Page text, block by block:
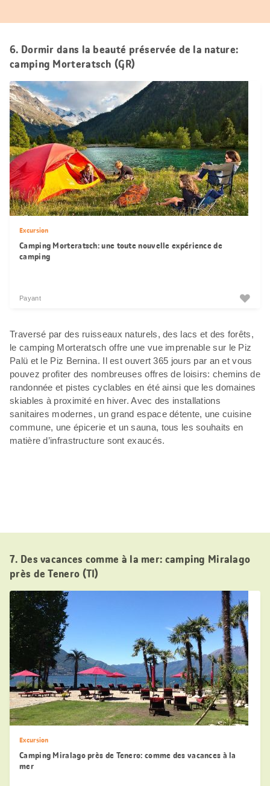
6. Dormir dans la beauté préservée de la nature:
camping Morteratsch (GR)
Excursion
Camping Morteratsch: une toute nouvelle expérience de
camping
Payant
Traversé par des ruisseaux naturels, des lacs et des forêts,
le camping Morteratsch offre une vue imprenable sur le Piz
Palü et le Piz Bernina. Il est ouvert 365 jours par an et vous
pouvez profiter des nombreuses offres de loisirs: chemins de
randonnée et pistes cyclables en été ainsi que les domaines
skiables à proximité en hiver. Avec des installations
sanitaires modernes, un grand espace détente, une cuisine
commune, une épicerie et un sauna, tous les souhaits en
matière d’infrastructure sont exaucés.
7. Des vacances comme à la mer: camping Miralago
près de Tenero (TI)
Excursion
Camping Miralago près de Tenero: comme des vacances à la
mer